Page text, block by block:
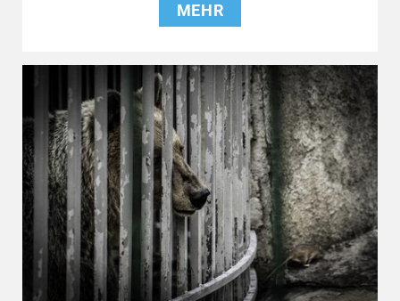
MEHR